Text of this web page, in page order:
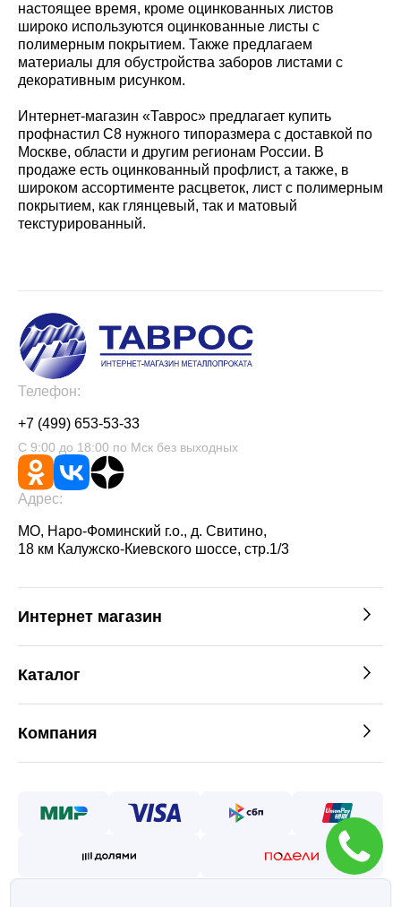
настоящее время, кроме оцинкованных листов
широко используются оцинкованные листы с
полимерным покрытием. Также предлагаем
материалы для обустройства заборов листами с
декоративным рисунком.
Интернет-магазин «Таврос» предлагает купить
профнастил С8 нужного типоразмера с доставкой по
Москве, области и другим регионам России. В
продаже есть оцинкованный профлист, а также, в
широком ассортименте расцветок, лист с полимерным
покрытием, как глянцевый, так и матовый
текстурированный.
Телефон:
+7 (499) 653-53-33
С 9:00 до 18:00 по Мск без выходных
Адрес:
МО, Наро-Фоминский г.о., д. Свитино,
18 км Калужско-Киевского шоссе, стр.1/3
Интернет магазин
Каталог
Компания